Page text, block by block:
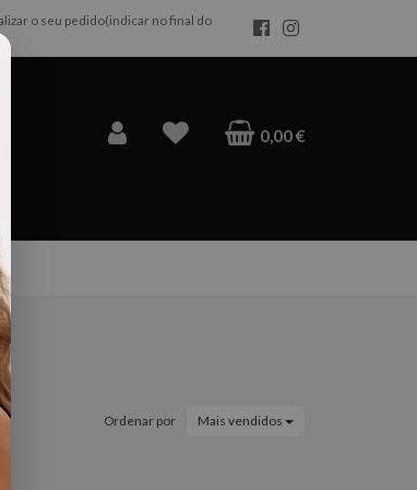
o seu pedido(indicar no final do
0,00 €
Ordenar por Mais vendidos